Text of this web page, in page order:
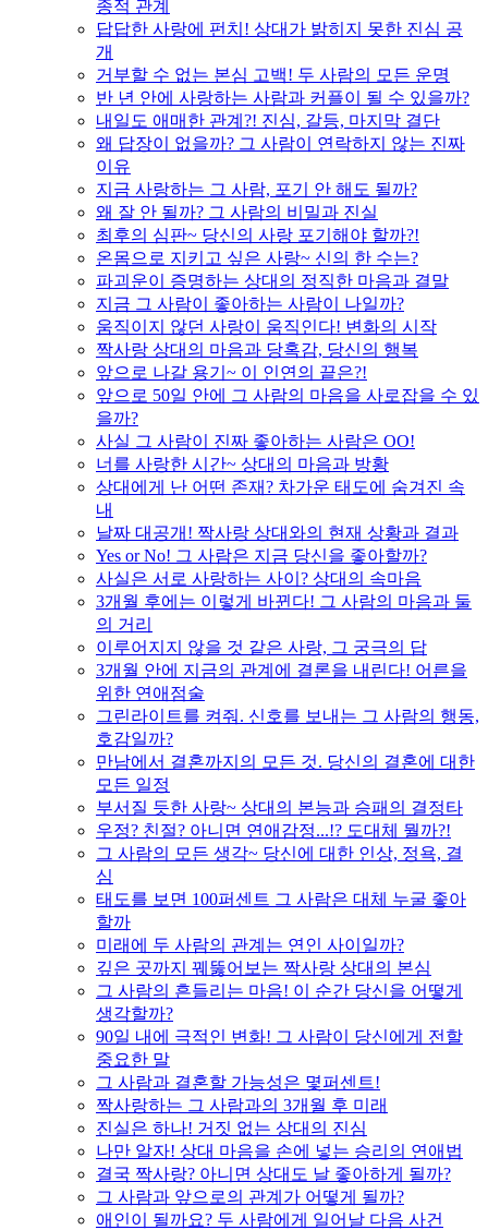
종적 관계
답답한 사랑에 펀치! 상대가 밝히지 못한 진심 공
개
거부할 수 없는 본심 고백! 두 사람의 모든 운명
반 년 안에 사랑하는 사람과 커플이 될 수 있을까?
내일도 애매한 관계?! 진심, 갈등, 마지막 결단
왜 답장이 없을까? 그 사람이 연락하지 않는 진짜
이유
지금 사랑하는 그 사람, 포기 안 해도 될까?
왜 잘 안 될까? 그 사람의 비밀과 진실
최후의 심판~ 당신의 사랑 포기해야 할까?!
온몸으로 지키고 싶은 사랑~ 신의 한 수는?
파괴운이 증명하는 상대의 정직한 마음과 결말
지금 그 사람이 좋아하는 사람이 나일까?
움직이지 않던 사랑이 움직인다! 변화의 시작
짝사랑 상대의 마음과 당혹감, 당신의 행복
앞으로 나갈 용기~ 이 인연의 끝은?!
앞으로 50일 안에 그 사람의 마음을 사로잡을 수 있
을까?
사실 그 사람이 진짜 좋아하는 사람은 OO!
너를 사랑한 시간~ 상대의 마음과 방황
상대에게 난 어떤 존재? 차가운 태도에 숨겨진 속
내
날짜 대공개! 짝사랑 상대와의 현재 상황과 결과
Yes or No! 그 사람은 지금 당신을 좋아할까?
사실은 서로 사랑하는 사이? 상대의 속마음
3개월 후에는 이렇게 바뀐다! 그 사람의 마음과 둘
의 거리
이루어지지 않을 것 같은 사랑, 그 궁극의 답
3개월 안에 지금의 관계에 결론을 내린다! 어른을
위한 연애점술
그린라이트를 켜줘. 신호를 보내는 그 사람의 행동,
호감일까?
만남에서 결혼까지의 모든 것. 당신의 결혼에 대한
모든 일정
부서질 듯한 사랑~ 상대의 본능과 승패의 결정타
우정? 친절? 아니면 연애감정...!? 도대체 뭘까?!
그 사람의 모든 생각~ 당신에 대한 인상, 정욕, 결
심
태도를 보면 100퍼센트 그 사람은 대체 누굴 좋아
할까
미래에 두 사람의 관계는 연인 사이일까?
깊은 곳까지 꿰뚫어보는 짝사랑 상대의 본심
그 사람의 흔들리는 마음! 이 순간 당신을 어떻게
생각할까?
90일 내에 극적인 변화! 그 사람이 당신에게 전할
중요한 말
그 사람과 결혼할 가능성은 몇퍼센트!
짝사랑하는 그 사람과의 3개월 후 미래
진실은 하나! 거짓 없는 상대의 진심
나만 알자! 상대 마음을 손에 넣는 승리의 연애법
결국 짝사랑? 아니면 상대도 날 좋아하게 될까?
그 사람과 앞으로의 관계가 어떻게 될까?
애인이 될까요? 두 사람에게 일어날 다음 사건